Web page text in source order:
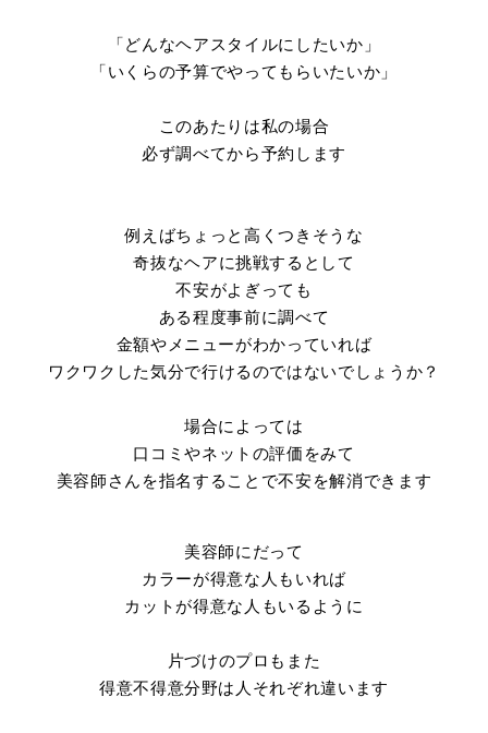
「どんなヘアスタイルにしたいか」
「いくらの予算でやってもらいたいか」
このあたりは私の場合
必ず調べてから予約します
例えばちょっと高くつきそうな
奇抜なヘアに挑戦するとして
不安がよぎっても
ある程度事前に調べて
金額やメニューがわかっていれば
ワクワクした気分で行けるのではないでしょうか？
場合によっては
口コミやネットの評価をみて
美容師さんを指名することで不安を解消できます
美容師にだって
カラーが得意な人もいれば
カットが得意な人もいるように
片づけのプロもまた
得意不得意分野は人それぞれ違います